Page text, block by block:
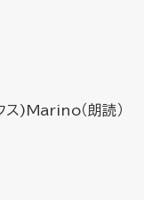
ス)Marino（朗読）